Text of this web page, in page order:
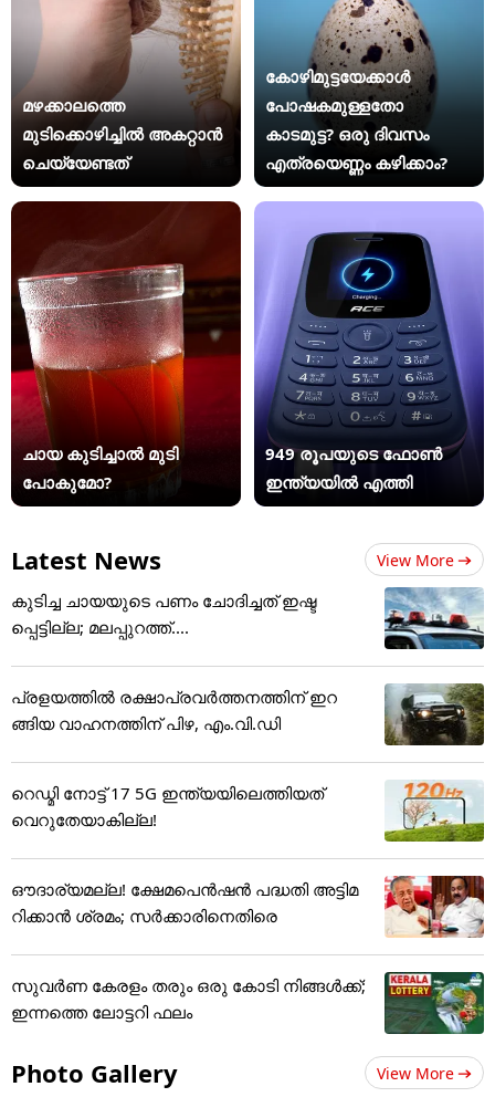
മഴക്കാലത്തെ
മുടിക്കൊഴിച്ചിൽ അകറ്റാൻ
ചെയ്യേണ്ടത്
കോഴിമുട്ടയേക്കാൾ
പോഷകമുള്ളതോ
കാടമുട്ട? ഒരു ദിവസം
എത്രയെണ്ണം കഴിക്കാം?
ചായ കുടിച്ചാൽ മുടി
പോകുമോ?
949 രൂപയുടെ ഫോൺ
ഇന്ത്യയിൽ എത്തി
Latest News View More
കുടിച്ച ചായയുടെ പണം ചോദിച്ചത് ഇഷ്ട
പ്പെട്ടില്ല; മലപ്പുറത്ത്....
പ്രളയത്തിൽ രക്ഷാപ്രവർത്തനത്തിന് ഇറ
ങ്ങിയ വാഹനത്തിന് പിഴ, എം.വി.ഡി
റെഡ്മി നോട്ട് 17 5G ഇന്ത്യയിലെത്തിയത്
വെറുതേയാകില്ല!
ഔദാര്യമല്ല! ക്ഷേമപെൻഷൻ പദ്ധതി അട്ടിമ
റിക്കാൻ ശ്രമം; സർക്കാരിനെതിരെ
സുവർണ കേരളം തരും ഒരു കോടി നിങ്ങൾക്ക്;
ഇന്നത്തെ ലോട്ടറി ഫലം
Photo Gallery View More